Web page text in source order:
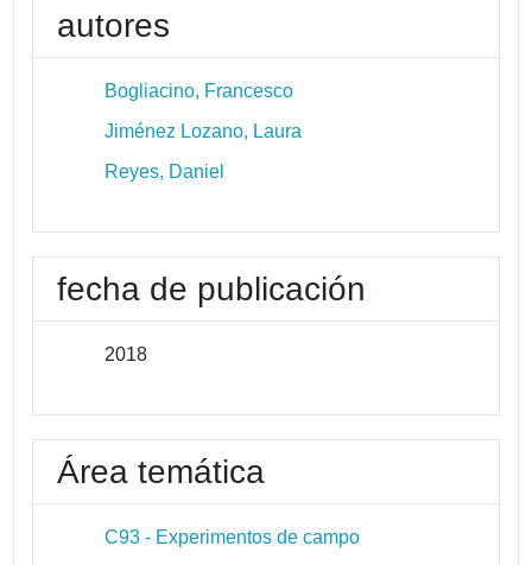
autores
Bogliacino, Francesco
Jiménez Lozano, Laura
Reyes, Daniel
fecha de publicación
2018
Área temática
C93 - Experimentos de campo